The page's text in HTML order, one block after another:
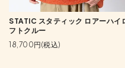
STATIC スタティック ロアーハイ
フトクルー
18,700円(税込)